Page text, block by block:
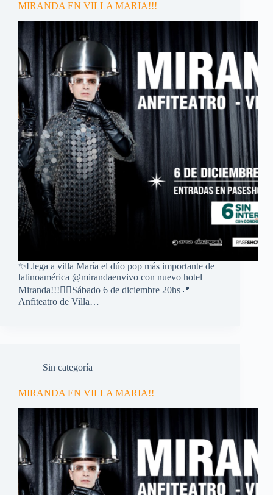
MIRANDA EN VILLA MARIA!!!
✨Llega a villa María el dúo pop más importante de
latinoamérica @mirandaenvivo con nuevo hotel
Miranda!!!👉🏼Sábado 6 de diciembre 20hs📍
Anfiteatro de Villa…
Sin categoría
MIRANDA EN VILLA MARIA!!